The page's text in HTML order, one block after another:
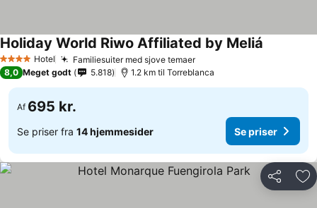
4 StjernerHotel Familiesuiter med sjove temaerSe priser
Holiday World Riwo Affiliated by Meliá
8,0 Meget godt 5.818 1.2 km til Torreblanca
Af 695 kr.
Se priser fra 14 hjemmesider Se priser
Del